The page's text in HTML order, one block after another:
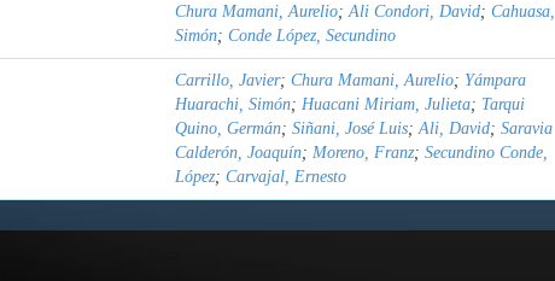
Chura Mamani, Aurelio;Ali Condori, David; Cahuasa,
Simón; Conde López, Secundino
Carrillo, Javier; Chura Mamani, Aurelio; Yámpara
Huarachi, Simón; Huacani Miriam, Julieta; Tarqui
Quino, Germán; Siñani, José Luis;Ali, David; Saravia
Calderón, Joaquín; Moreno, Franz; Secundino Conde,
López; Carvajal, Ernesto